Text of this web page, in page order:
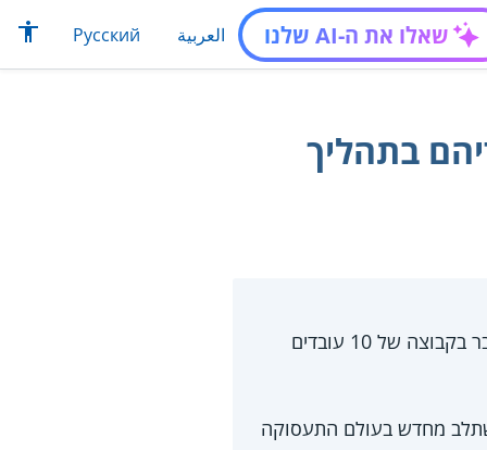
שאלו את ה-AI שלנו العربية Русский
בתהליך
שירות התעסוקה מציע למעסיקים שירות של ליווי עובדיהם בתהליך הפיטורין כאשר מדובר בקבוצה של 10 עובדים
מחדש בעולם התעסוקה